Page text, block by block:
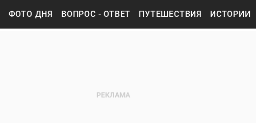
ФОТО ДНЯ ВОПРОС - ОТВЕТ ПУТЕШЕСТВИЯ ИСТОРИИ